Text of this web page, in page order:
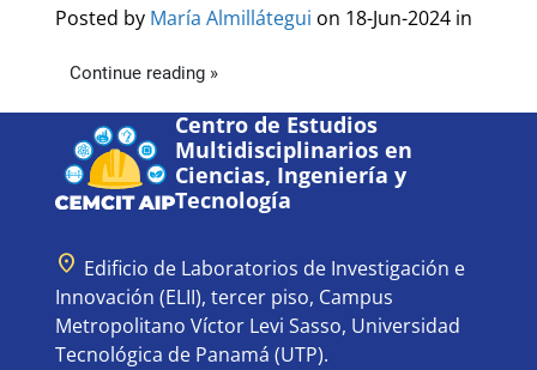
Posted by María Almillátegui on 18-Jun-2024 in
Continue reading »
Centro de Estudios
Multidisciplinarios en
Ciencias, Ingeniería y
Tecnología
location_on Edificio de Laboratorios de Investigación e
Innovación (ELII), tercer piso, Campus
Metropolitano Víctor Levi Sasso, Universidad
Tecnológica de Panamá (UTP).